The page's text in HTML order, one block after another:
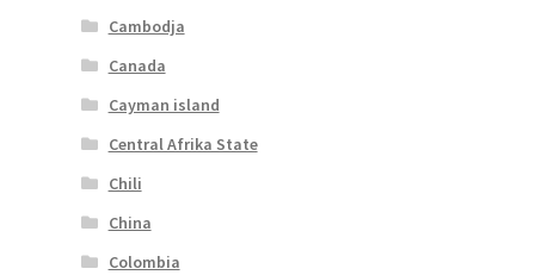
Cambodja
Canada
Cayman island
Central Afrika State
Chili
China
Colombia